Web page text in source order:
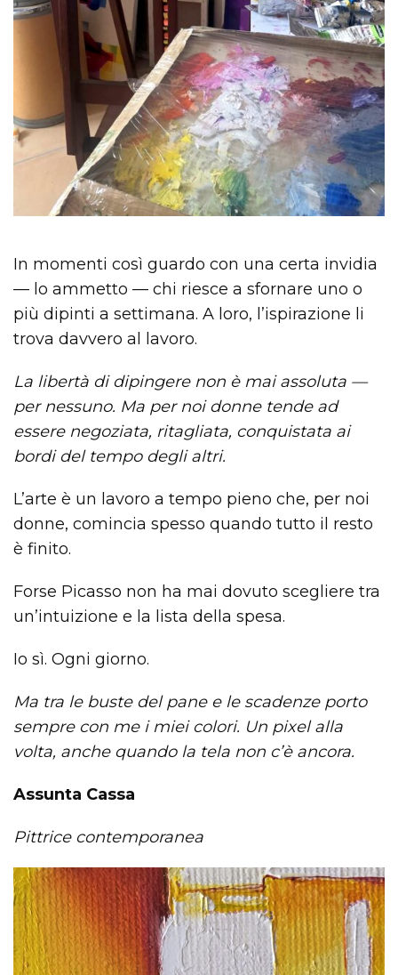
In momenti così guardo con una certa invidia
— lo ammetto — chi riesce a sfornare uno o
più dipinti a settimana. A loro, l’ispirazione li
trova davvero al lavoro.
La libertà di dipingere non è mai assoluta —
per nessuno. Ma per noi donne tende ad
essere negoziata, ritagliata, conquistata ai
bordi del tempo degli altri.
L’arte è un lavoro a tempo pieno che, per noi
donne, comincia spesso quando tutto il resto
è finito.
Forse Picasso non ha mai dovuto scegliere tra
un’intuizione e la lista della spesa.
Io sì. Ogni giorno.
Ma tra le buste del pane e le scadenze porto
sempre con me i miei colori. Un pixel alla
volta, anche quando la tela non c’è ancora.
Assunta Cassa
Pittrice contemporanea